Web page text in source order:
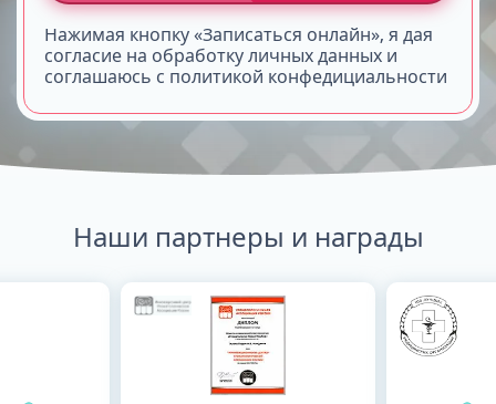
Нажимая кнопку «Записаться онлайн», я дая
согласие на обработку личных данных и
соглашаюсь с политикой конфедициальности
Наши партнеры и награды